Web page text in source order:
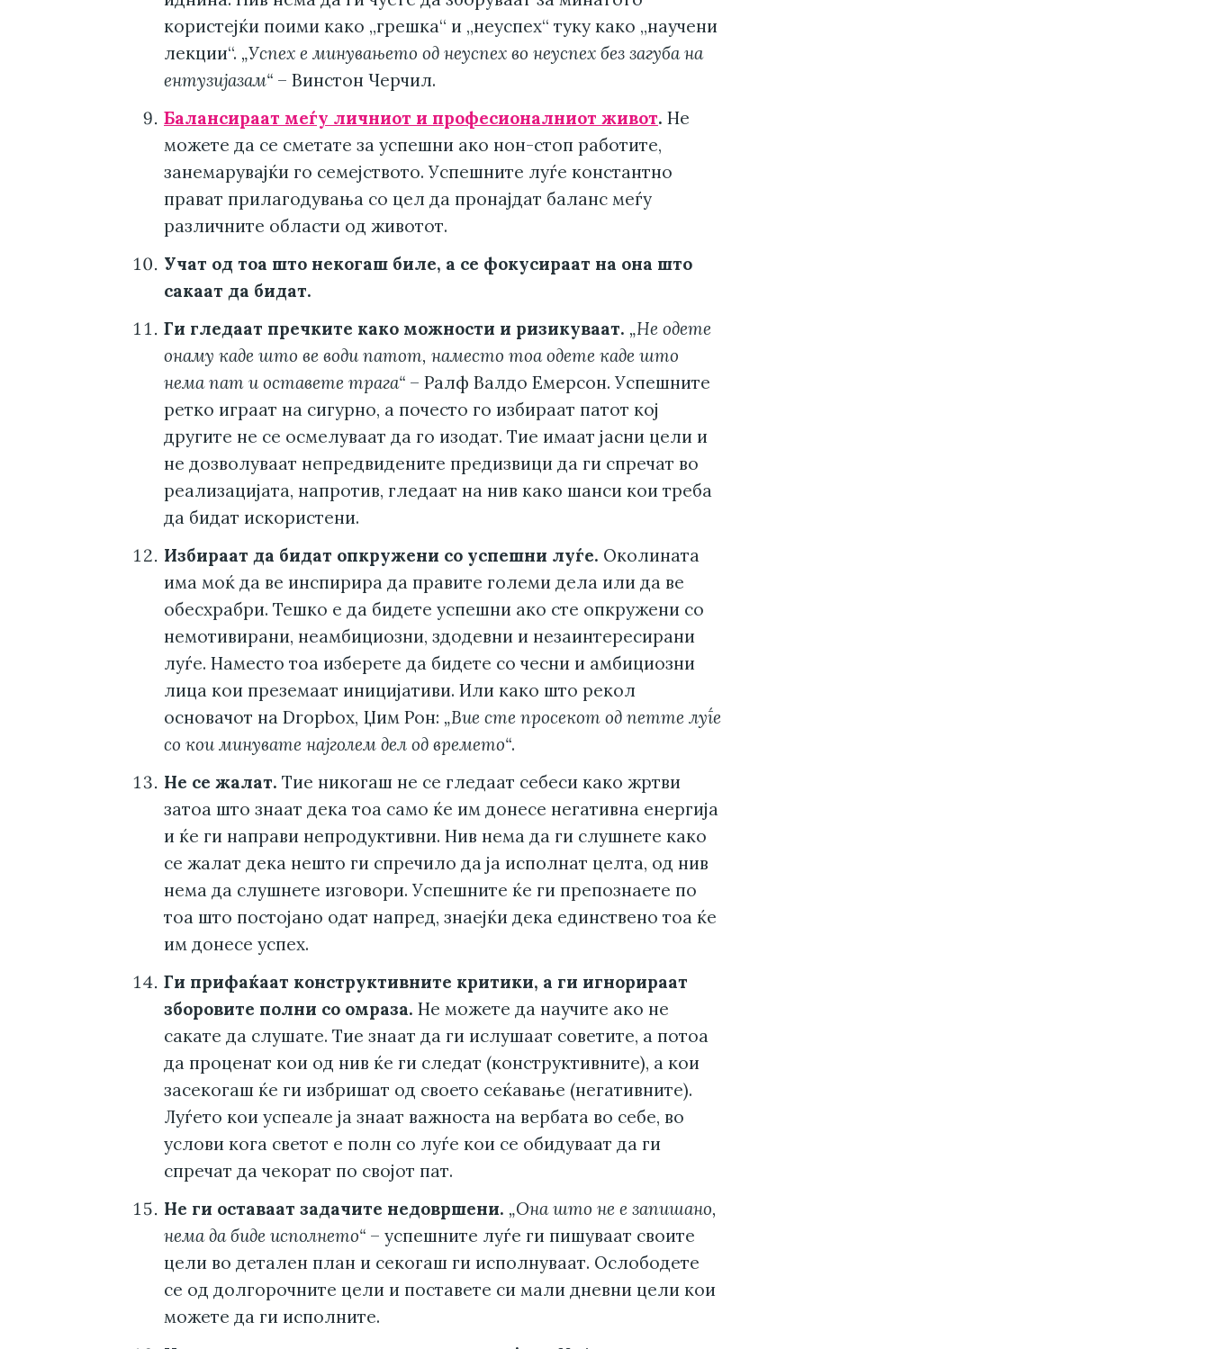
користејќи поими како „грешка“ и „неуспех“ туку како „научени
лекции“. „Успех е минувањето од неуспех во неуспех без загуба на
ентузијазам“ – Винстон Черчил.
Балансираат меѓу личниот и професионалниот живот. Не
можете да се сметате за успешни ако нон-стоп работите,
занемарувајќи го семејството. Успешните луѓе константно
прават прилагодувања со цел да пронајдат баланс меѓу
различните области од животот.
Учат од тоа што некогаш биле, а се фокусираат на она што
сакаат да бидат.
Ги гледаат пречките како можности и ризикуваат. „Не одете
онаму каде што ве води патот, наместо тоа одете каде што
нема пат и оставете трага“ – Ралф Валдо Емерсон. Успешните
ретко играат на сигурно, а почесто го избираат патот кој
другите не се осмелуваат да го изодат. Тие имаат јасни цели и
не дозволуваат непредвидените предизвици да ги спречат во
реализацијата, напротив, гледаат на нив како шанси кои треба
да бидат искористени.
Избираат да бидат опкружени со успешни луѓе. Околината
има моќ да ве инспирира да правите големи дела или да ве
обесхрабри. Тешко е да бидете успешни ако сте опкружени со
немотивирани, неамбициозни, здодевни и незаинтересирани
луѓе. Наместо тоа изберете да бидете со чесни и амбициозни
лица кои преземаат иницијативи. Или како што рекол
основачот на Dropbox, Џим Рон: „Вие сте просекот од петте луѓе
со кои минувате најголем дел од времето“.
Не се жалат. Тие никогаш не се гледаат себеси како жртви
затоа што знаат дека тоа само ќе им донесе негативна енергија
и ќе ги направи непродуктивни. Нив нема да ги слушнете како
се жалат дека нешто ги спречило да ја исполнат целта, од нив
нема да слушнете изговори. Успешните ќе ги препознаете по
тоа што постојано одат напред, знаејќи дека единствено тоа ќе
им донесе успех.
Ги прифаќаат конструктивните критики, а ги игнорираат
зборовите полни со омраза. Не можете да научите ако не
сакате да слушате. Тие знаат да ги ислушаат советите, а потоа
да проценат кои од нив ќе ги следат (конструктивните), а кои
засекогаш ќе ги избришат од своето сеќавање (негативните).
Луѓето кои успеале ја знаат важноста на вербата во себе, во
услови кога светот е полн со луѓе кои се обидуваат да ги
спречат да чекорат по својот пат.
Не ги оставаат задачите недовршени. „Она што не е запишано,
нема да биде исполнето“ – успешните луѓе ги пишуваат своите
цели во детален план и секогаш ги исполнуваат. Ослободете
се од долгорочните цели и поставете си мали дневни цели кои
можете да ги исполните.